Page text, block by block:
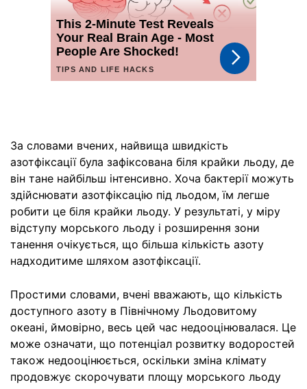
За словами вчених, найвища швидкість
азотфіксації була зафіксована біля крайки льоду, де
він тане найбільш інтенсивно. Хоча бактерії можуть
здійснювати азотфіксацію під льодом, їм легше
робити це біля крайки льоду. У результаті, у міру
відступу морського льоду і розширення зони
танення очікується, що більша кількість азоту
надходитиме шляхом азотфіксації.
Простими словами, вчені вважають, що кількість
доступного азоту в Північному Льодовитому
океані, ймовірно, весь цей час недооцінювалася. Це
може означати, що потенціал розвитку водоростей
також недооцінюється, оскільки зміна клімату
продовжує скорочувати площу морського льоду